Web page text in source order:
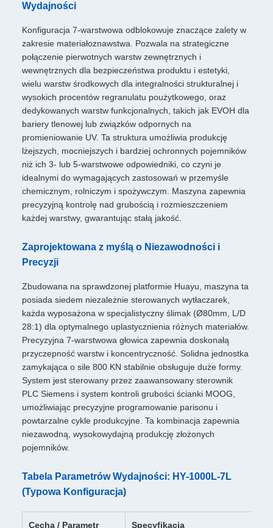
Wydajności
Konfiguracja 7-warstwowa odblokowuje znaczące zalety w
zakresie materiałoznawstwa. Pozwala na strategiczne
połączenie pierwotnych warstw zewnętrznych i
wewnętrznych dla bezpieczeństwa produktu i estetyki,
wielu warstw środkowych dla integralności strukturalnej i
wysokich procentów regranulatu poużytkowego, oraz
dedykowanych warstw funkcjonalnych, takich jak EVOH dla
bariery tlenowej lub związków odpornych na
promieniowanie UV. Ta struktura umożliwia produkcję
lżejszych, mocniejszych i bardziej ochronnych pojemników
niż ich 3- lub 5-warstwowe odpowiedniki, co czyni je
idealnymi do wymagających zastosowań w przemyśle
chemicznym, rolniczym i spożywczym. Maszyna zapewnia
precyzyjną kontrolę nad grubością i rozmieszczeniem
każdej warstwy, gwarantując stałą jakość.
Zaprojektowana z myślą o Niezawodności i
Precyzji
Zbudowana na sprawdzonej platformie Huayu, maszyna ta
posiada siedem niezależnie sterowanych wytłaczarek,
każda wyposażona w specjalistyczny ślimak (Ø80mm, L/D
28:1) dla optymalnego uplastycznienia różnych materiałów.
Precyzyjna 7-warstwowa głowica zapewnia doskonałą
przyczepność warstw i koncentryczność. Solidna jednostka
zamykająca o sile 800 KN stabilnie obsługuje duże formy.
System jest sterowany przez zaawansowany sterownik
PLC Siemens i system kontroli grubości ścianki MOOG,
umożliwiając precyzyjne programowanie parisonu i
powtarzalne cykle produkcyjne. Ta kombinacja zapewnia
niezawodną, wysokowydajną produkcję złożonych
pojemników.
Tabela Parametrów Wydajności: HY-1000L-7L
(Typowa Konfiguracja)
Cecha / Parametr Specyfikacja